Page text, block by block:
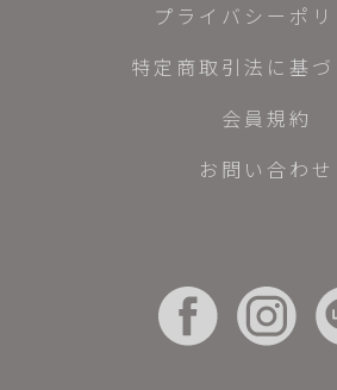
プライバシーポリ
特定商取引法に基
会員規約
お問い合わせ